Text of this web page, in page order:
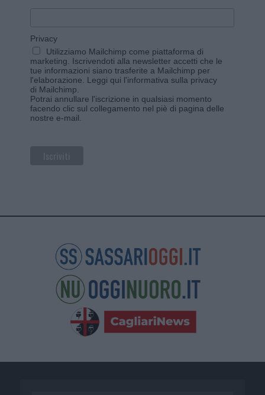
Privacy
Utilizziamo Mailchimp come piattaforma di
marketing. Iscrivendoti alla newsletter accetti che le
tue informazioni siano trasferite a Mailchimp per
l'elaborazione. Leggi qui l'informativa sulla privacy
di Mailchimp
Potrai annullare l'iscrizione in qualsiasi momento
facendo clic sul collegamento nel piè di pagina delle
nostre e-mail.